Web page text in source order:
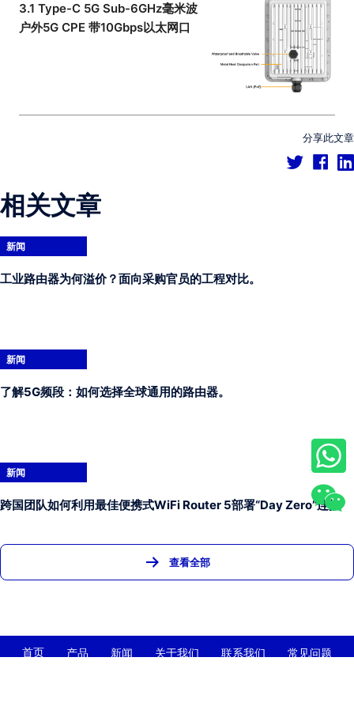
3.1 Type-C 5G Sub-6GHz毫米波
户外5G CPE 带10Gbps以太网口
分享此文章
相关文章
新闻
工业路由器为何溢价？面向采购官员的工程对比。
新闻
了解5G频段：如何选择全球通用的路由器。
新闻
跨国团队如何利用最佳便携式WiFi Router 5部署“Day Zero”连接
查看全部
首页 产品 新闻 关于我们 联系我们 常见问题